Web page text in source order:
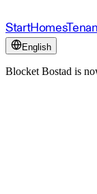
StartHomes
English
Blocket Bostad is